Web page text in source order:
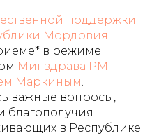
поддержки
Мордовия
в режиме
Минздрава РМ
Маркиным.
важные вопросы,
благополучия
в Республике